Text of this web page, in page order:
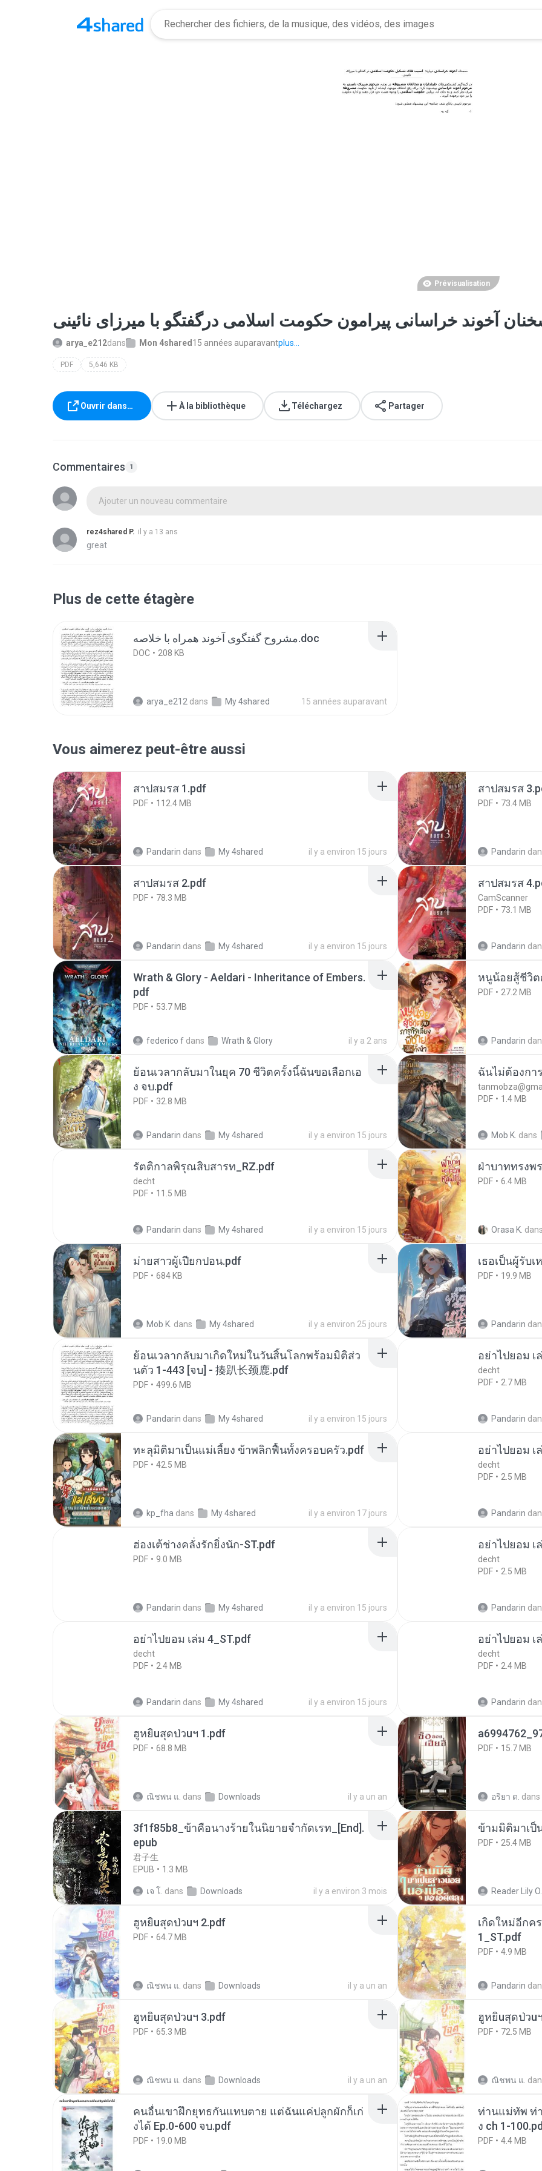
Prévisualisation
arya_e212dans Mon 4shared 15 années auparavantplus...
PDF 5,646 KB
Ouvrir dans… À la bibliothèque Téléchargez Partager
Commentaires 1
Ajouter un nouveau commentaire
rez4shared P. il y a 13 ans
great
Plus de cette étagère
مشروح گفتگوی آخوند همراه با خلاصه.doc
DOC 208 KB
arya_e212 dans My 4shared 15 années auparavant
Vous aimerez peut-être aussi
สาปสมรส 1.pdf
PDF 112.4 MB
Pandarin dans My 4shared il y a environ 15 jours
สาปสมรส
PDF 73.4 MB
Pandarin
สาปสมรส 2.pdf
PDF 78.3 MB
Pandarin dans My 4shared il y a environ 15 jours
สาปสมรส
CamScanner
PDF
73.1 MB
Pandarin
Wrath & Glory - Aeldari - Inheritance of Embers.
pdf
PDF 53.7 MB
federico f dans Wrath & Glory il y a 2 ans
หนูน้อยสู้ชีวิต
PDF 27.2 MB
Pandarin
ย้อนเวลากลับมาในยุค 70 ชีวิตครั้งนี้ฉันขอเลือกเอ
ง จบ.pdf
PDF 32.8 MB
Pandarin dans My 4shared il y a environ 15 jours
ฉันไม่ต้องกา
PDF
1.4 MB
Mob K. dans
รัตติกาลพิรุณสิบสารท_RZ.pdf
decht
PDF
11.5 MB
Pandarin dans My 4shared il y a environ 15 jours
ฝ่าบาททรงพ
PDF 6.4 MB
Orasa K.
ม่ายสาวผู้เปียกปอน.pdf
PDF 684 KB
Mob K. dans My 4shared il y a environ 25 jours
เธอเป็นผู้รับ
PDF 19.9 MB
Pandarin
ย้อนเวลากลับมาเกิดใหม่ในวันสิ้นโลกพร้อมมิติส่ว
นตัว 1-443 [จบ] - 揍趴长颈鹿.pdf
PDF 499.6 MB
Pandarin dans My 4shared il y a environ 15 jours
อย่าไปยอม เ
decht
PDF
2.7 MB
Pandarin
ทะลุมิติมาเป็นแม่เลี้ยง ข้าพลิกฟื้นทั้งครอบครัว.pdf
PDF 42.5 MB
kp_fha dans My 4shared il y a environ 17 jours
อย่าไปยอม เ
decht
PDF
2.5 MB
Pandarin
ฮ่องเต้ช่างคลั่งรักยิ่งนัก-ST.pdf
PDF 9.0 MB
Pandarin dans My 4shared il y a environ 15 jours
อย่าไปยอม เ
decht
PDF
2.5 MB
Pandarin
อย่าไปยอม เล่ม 4_ST.pdf
decht
PDF
2.4 MB
Pandarin dans My 4shared il y a environ 15 jours
อย่าไปยอม เ
decht
PDF
2.4 MB
Pandarin
ฮูหยิuสุดป่วuฯ 1.pdf
PDF 68.8 MB
ณิชพน แ. dans Downloads il y a un an
PDF 15.7 MB
อริยา ด. dans
3f1f85b8_ข้าคือนางร้ายในนิยายจำกัดเรท_[End].
epub
君子生
EPUB
1.3 MB
เจ โ. dans Downloads il y a environ 3 mois
ข้ามมิติมาเป็
PDF 25.4 MB
Reader Lily O.
ฮูหยิuสุดป่วuฯ 2.pdf
PDF 64.7 MB
ณิชพน แ. dans Downloads il y a un an
เกิดใหม่อีกค
1_ST.pdf
PDF 4.9 MB
Pandarin
ฮูหยิuสุดป่วuฯ 3.pdf
PDF 65.3 MB
ณิชพน แ. dans Downloads il y a un an
ฮูหยิuสุดป่วu
PDF 72.5 MB
ณิชพน แ.
คนอื่นเขาฝึกยุทธกันแทบตาย แต่ฉันแค่ปลูกผักก็เก่
งได้ Ep.0-600 จบ.pdf
PDF 19.0 MB
ท่านแม่ทัพ ท่
ง ch 1-
PDF 4.4 MB